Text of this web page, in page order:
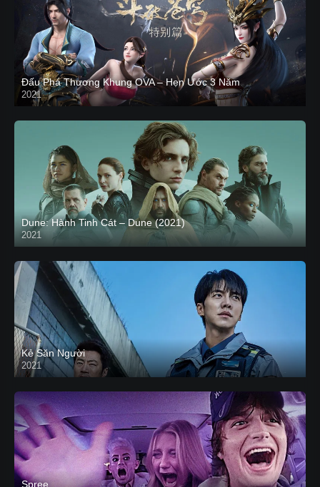
Đấu Phá Thương Khung OVA – Hẹn Ước 3 Năm
2021
Dune: Hành Tinh Cát – Dune (2021)
2021
HD VIETSUB
Kẻ Săn Người
2021
Spree